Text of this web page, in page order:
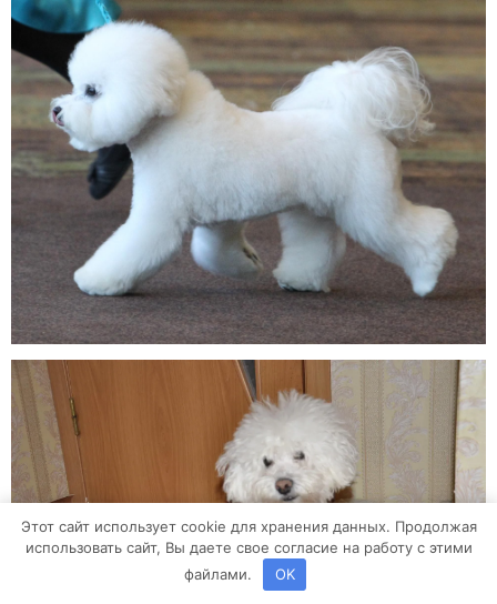
Этот сайт использует cookie для хранения данных. Продолжая
использовать сайт, Вы даете свое согласие на работу с этими
файлами.
OK